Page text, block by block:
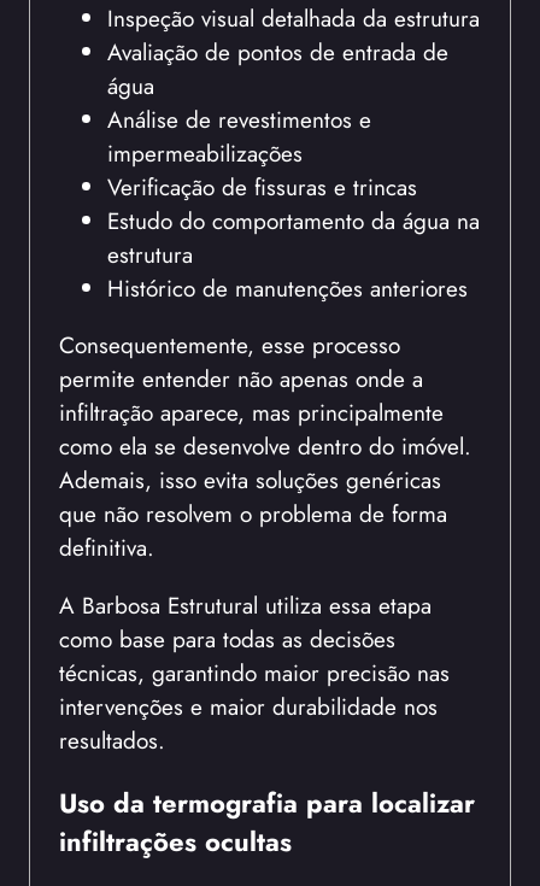
Inspeção visual detalhada da estrutura
Avaliação de pontos de entrada de
água
Análise de revestimentos e
impermeabilizações
Verificação de fissuras e trincas
Estudo do comportamento da água na
estrutura
Histórico de manutenções anteriores
Consequentemente, esse processo
permite entender não apenas onde a
infiltração aparece, mas principalmente
como ela se desenvolve dentro do imóvel.
Ademais, isso evita soluções genéricas
que não resolvem o problema de forma
definitiva.
A Barbosa Estrutural utiliza essa etapa
como base para todas as decisões
técnicas, garantindo maior precisão nas
intervenções e maior durabilidade nos
resultados.
Uso da termografia para localizar
infiltrações ocultas